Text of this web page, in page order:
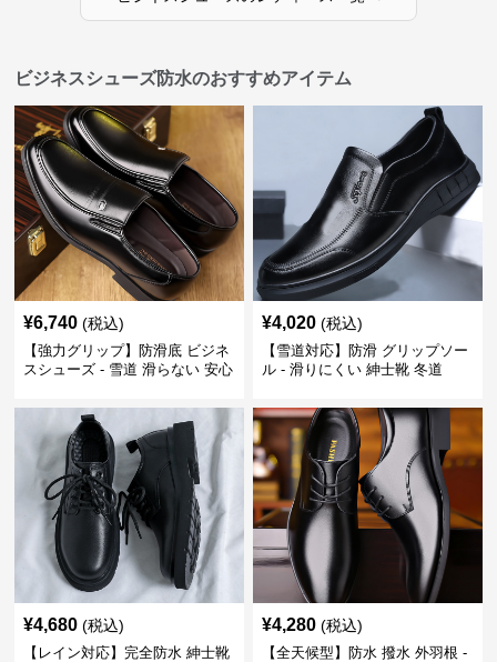
ビジネスシューズ防水のおすすめアイテム
¥6,740 (税込)
【強力グリップ】防滑底 ビジネ
スシューズ - 雪道 滑らない 安心
¥4,020 (税込)
【雪道対応】防滑 グリップソー
ル - 滑りにくい 紳士靴 冬道
¥4,680 (税込)
【レイン対応】完全防水 紳士靴
¥4,280 (税込)
【全天候型】防水 撥水 外羽根 -